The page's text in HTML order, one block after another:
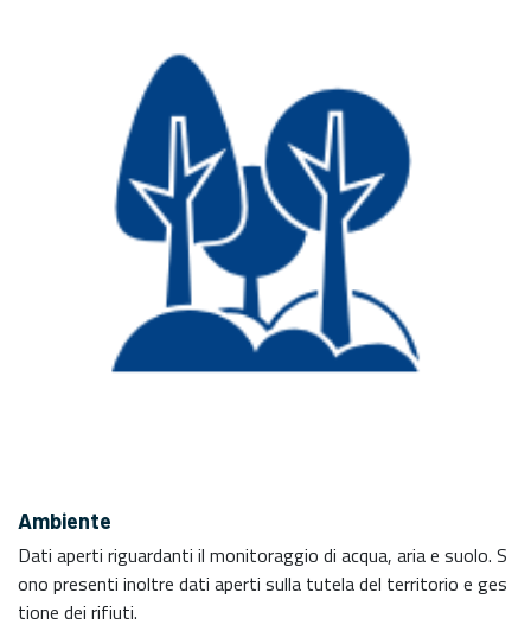
Ambiente
Dati aperti riguardanti il monitoraggio di acqua, aria e suolo. S
ono presenti inoltre dati aperti sulla tutela del territorio e ges
tione dei rifiuti.